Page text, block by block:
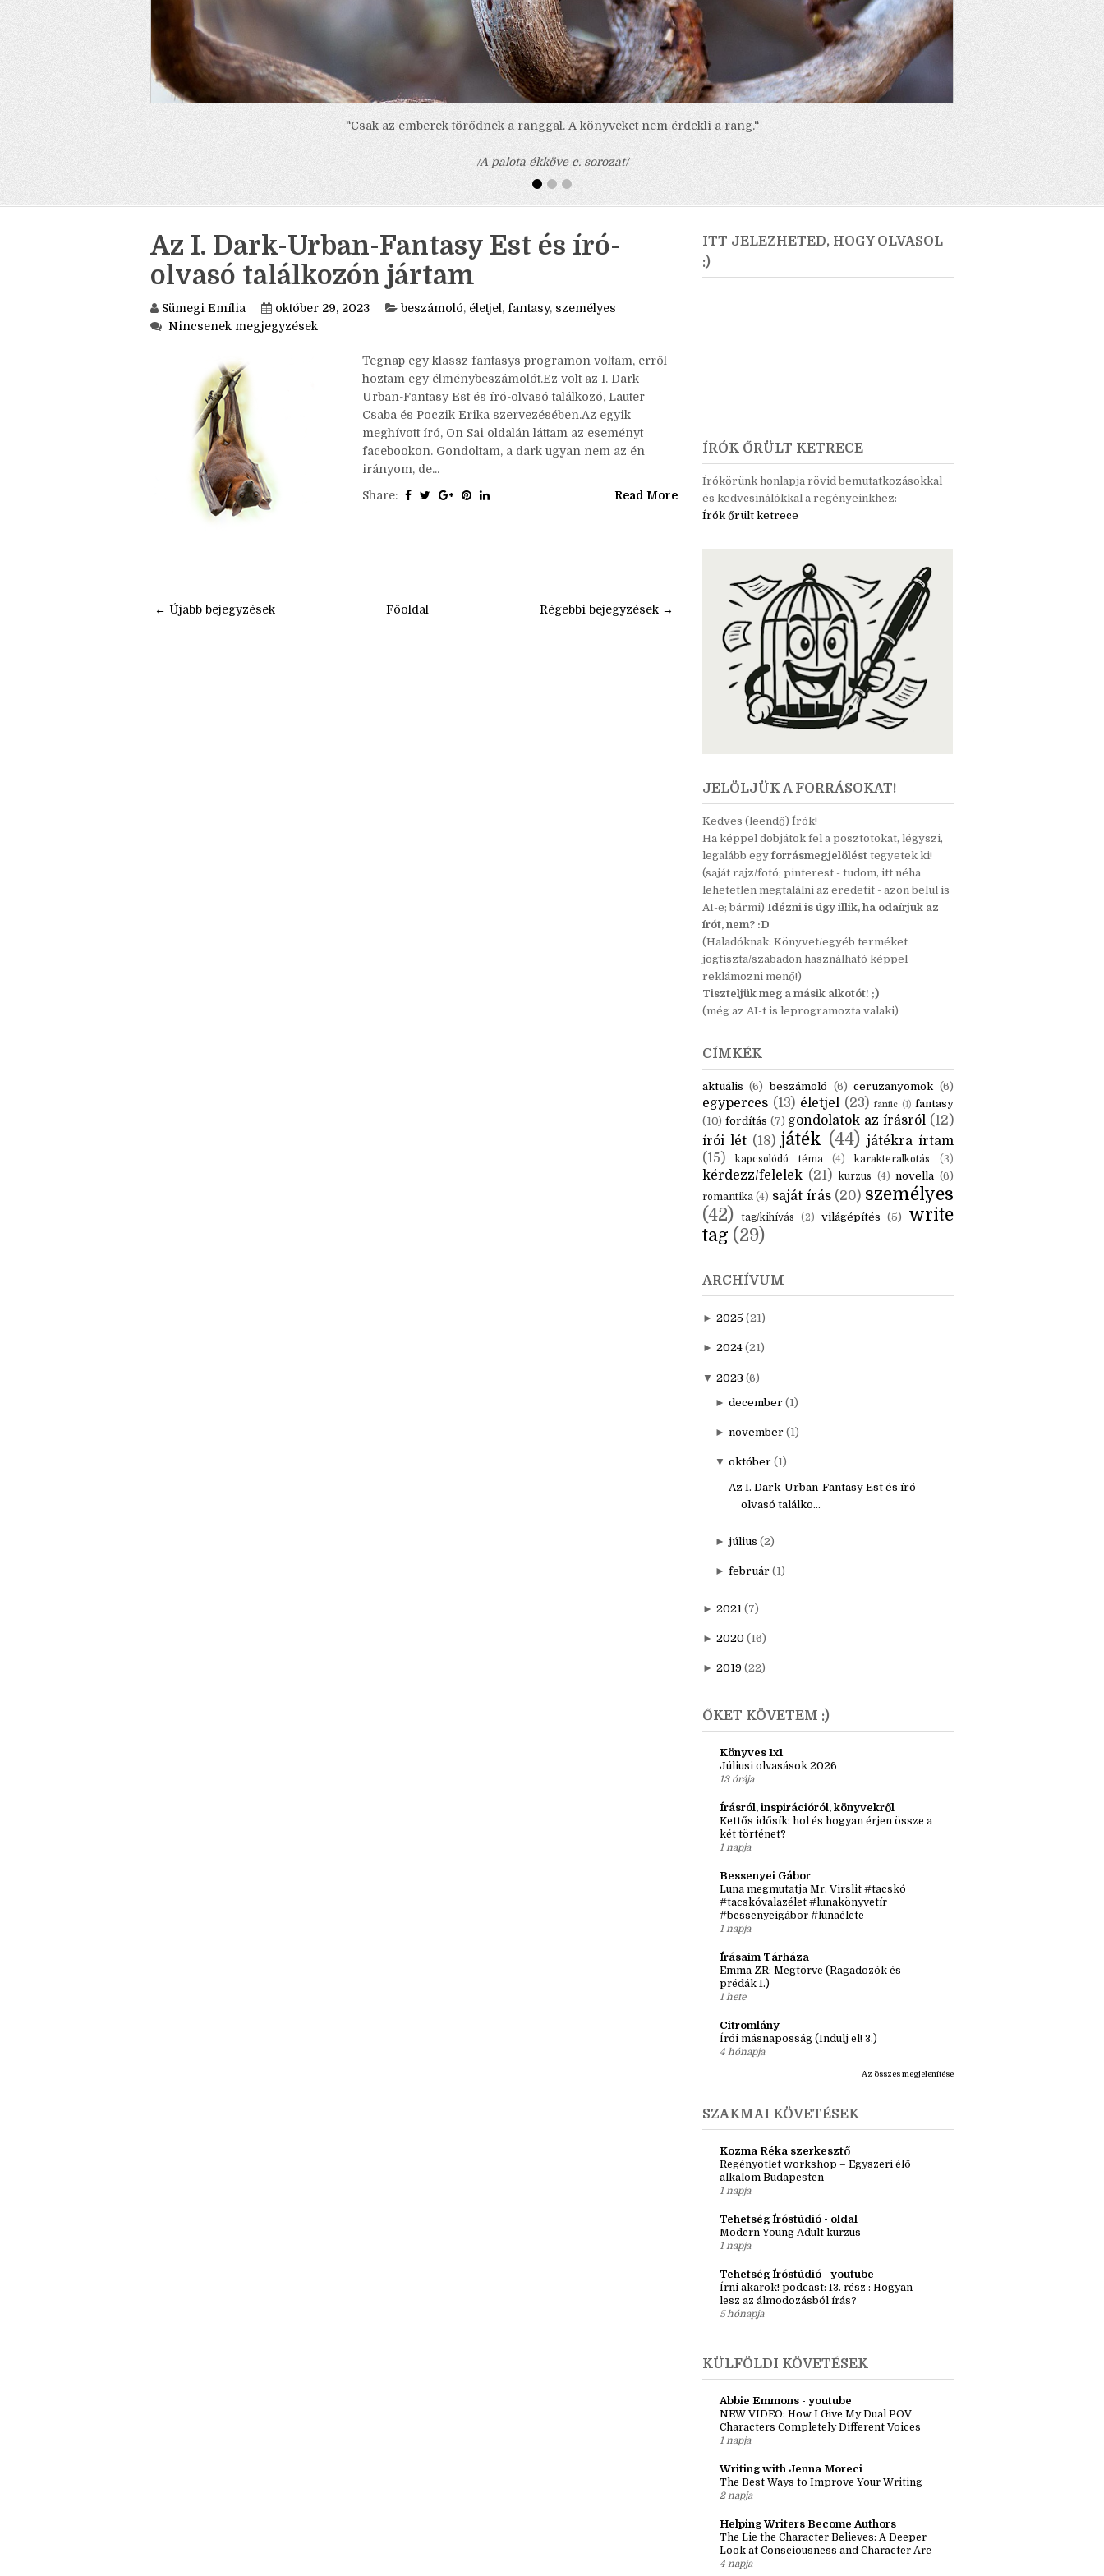
"Csak az emberek törődnek a ranggal. A könyveket nem érdekli a rang."
/A palota ékköve c. sorozat/
Az I. Dark-Urban-Fantasy Est és író-
olvasó találkozón jártam
Sümegi Emília október 29, 2023 beszámoló, életjel , fantasy, személyes
Nincsenek megjegyzések
Tegnap egy klassz fantasys programon voltam, erről
hoztam egy élménybeszámolót.Ez volt az I. Dark-
Urban-Fantasy Est és író-olvasó találkozó, Lauter
Csaba és Poczik Erika szervezésében.Az egyik
meghívott író, On Sai oldalán láttam az eseményt
facebookon. Gondoltam, a dark ugyan nem az én
irányom, de...
Share:
Read More
← Újabb bejegyzések Régebbi bejegyzések →
Főoldal
ITT JELEZHETED, HOGY OLVASOL
:)
ÍRÓK ŐRÜLT KETRECE
Írókörünk honlapja rövid bemutatkozásokkal
és kedvcsinálókkal a regényeinkhez:
Írók őrült ketrece
JELÖLJÜK A FORRÁSOKAT!
Kedves (leendő) Írók!
Ha képpel dobjátok fel a posztotokat, légyszi,
legalább egyforrásmegjelölésttegyetek ki!
(saját rajz/fotó; pinterest - tudom, itt néha
lehetetlen megtalálni az eredetit - azon belül is
AI-e; bármi) Idézni is úgy illik, ha odaírjuk az
írót, nem? :D
(Haladóknak: Könyvet/egyéb terméket
jogtiszta/szabadon használható képpel
reklámozni menő!)
Tiszteljük meg a másik alkotót! ;)
(még az AI-t is leprogramozta valaki)
CÍMKÉK
aktuális (6) beszámoló (6) ceruzanyomok (6)
egyperces (13) életjel (23) fanfic (1) fantasy
(10) fordítás (7) gondolatok az írásról (12)
írói lét (18) játék (44) játékra írtam
(15)
kapcsolódó téma (4) karakteralkotás (3)
kérdezz/felelek (21) kurzus (4) novella (6)
romantika (4) saját írás (20) személyes
(42)
tag/kihívás (2) világépítés (5)
write
tag (29)
ARCHÍVUM
► 2025 (21)
► 2024 (21)
▼ 2023 (6)
►december (1)
►november (1)
▼október (1)
Az I. Dark-Urban-Fantasy Est és író-
olvasó találko...
►július (2)
►február (1)
► 2021 (7)
► 2020 (16)
► 2019 (22)
ŐKET KÖVETEM :)
Könyves 1x1
Júliusi olvasások 2026
13 órája
Írásról, inspirációról, könyvekről
Kettős idősík: hol és hogyan érjen össze a
két történet?
1 napja
Bessenyei Gábor
Luna megmutatja Mr. Virslit #tacskó
#tacskóvalazélet #lunakönyvetír
#bessenyeigábor #lunaélete
1 napja
Írásaim Tárháza
Emma ZR: Megtörve (Ragadozók és
prédák 1.)
1 hete
Citromlány
Írói másnaposság (Indulj el! 3.)
4 hónapja
Az összes megjelenítése
SZAKMAI KÖVETÉSEK
Kozma Réka szerkesztő
Regényötlet workshop – Egyszeri élő
alkalom Budapesten
1 napja
Tehetség Íróstúdió - oldal
Modern Young Adult kurzus
1 napja
Tehetség Íróstúdió - youtube
Írni akarok! podcast: 13. rész : Hogyan
lesz az álmodozásból írás?
5 hónapja
KÜLFÖLDI KÖVETÉSEK
Abbie Emmons - youtube
NEW VIDEO: How I Give My Dual POV
Characters Completely Different Voices
1 napja
Writing with Jenna Moreci
The Best Ways to Improve Your Writing
2 napja
Helping Writers Become Authors
The Lie the Character Believes: A Deeper
Look at Consciousness and Character Arc
4 napja